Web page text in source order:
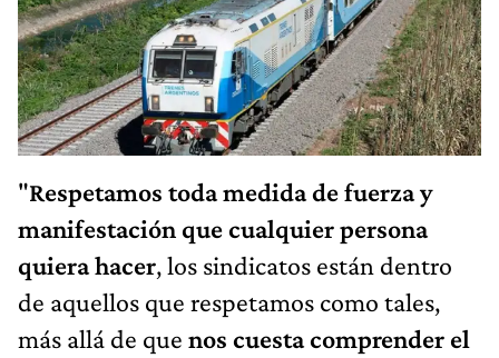
"Respetamos toda medida de fuerza y
manifestación que cualquier persona
quiera hacer, los sindicatos están dentro
de aquellos que respetamos como tales,
más allá de que nos cuesta comprender el